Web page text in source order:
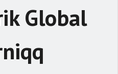
Global